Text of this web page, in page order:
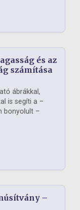
és az
számítása
ábrákkal,
is segíti a –
bonyolult –
–